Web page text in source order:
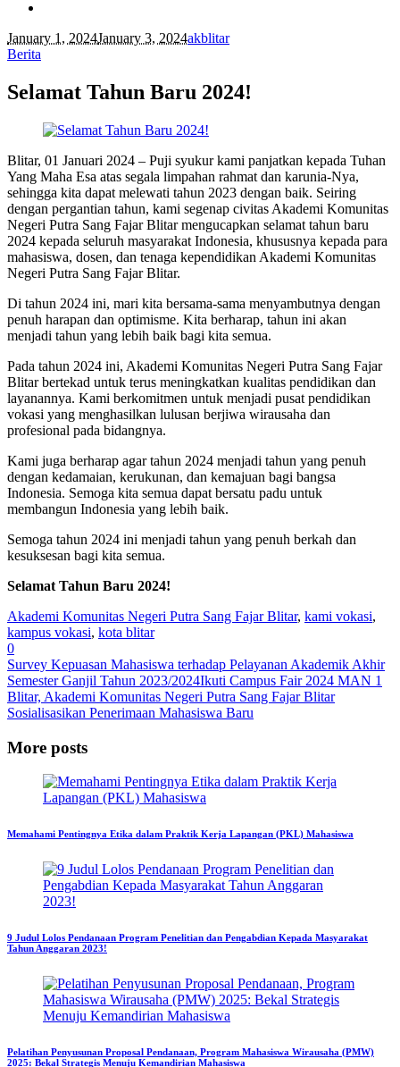
January 1, 2024January 3, 2024akblitar
Berita
Selamat Tahun Baru 2024!
Blitar, 01 Januari 2024 – Puji syukur kami panjatkan kepada Tuhan
Yang Maha Esa atas segala limpahan rahmat dan karunia-Nya,
sehingga kita dapat melewati tahun 2023 dengan baik. Seiring
dengan pergantian tahun, kami segenap civitas Akademi Komunitas
Negeri Putra Sang Fajar Blitar mengucapkan selamat tahun baru
2024 kepada seluruh masyarakat Indonesia, khususnya kepada para
mahasiswa, dosen, dan tenaga kependidikan Akademi Komunitas
Negeri Putra Sang Fajar Blitar.
Di tahun 2024 ini, mari kita bersama-sama menyambutnya dengan
penuh harapan dan optimisme. Kita berharap, tahun ini akan
menjadi tahun yang lebih baik bagi kita semua.
Pada tahun 2024 ini, Akademi Komunitas Negeri Putra Sang Fajar
Blitar bertekad untuk terus meningkatkan kualitas pendidikan dan
layanannya. Kami berkomitmen untuk menjadi pusat pendidikan
vokasi yang menghasilkan lulusan berjiwa wirausaha dan
profesional pada bidangnya.
Kami juga berharap agar tahun 2024 menjadi tahun yang penuh
dengan kedamaian, kerukunan, dan kemajuan bagi bangsa
Indonesia. Semoga kita semua dapat bersatu padu untuk
membangun Indonesia yang lebih baik.
Semoga tahun 2024 ini menjadi tahun yang penuh berkah dan
kesuksesan bagi kita semua.
Selamat Tahun Baru 2024!
Akademi Komunitas Negeri Putra Sang Fajar Blitar, kami vokasi,
kampus vokasi, kota blitar
0
Survey Kepuasan Mahasiswa terhadap Pelayanan Akademik Akhir
Semester Ganjil Tahun 2023/2024Ikuti Campus Fair 2024 MAN 1
Blitar, Akademi Komunitas Negeri Putra Sang Fajar Blitar
Sosialisasikan Penerimaan Mahasiswa Baru
More posts
Memahami Pentingnya Etika dalam Praktik Kerja Lapangan (PKL) Mahasiswa
9 Judul Lolos Pendanaan Program Penelitian dan Pengabdian Kepada Masyarakat
Tahun Anggaran 2023!
Pelatihan Penyusunan Proposal Pendanaan, Program Mahasiswa Wirausaha (PMW)
2025: Bekal Strategis Menuju Kemandirian Mahasiswa